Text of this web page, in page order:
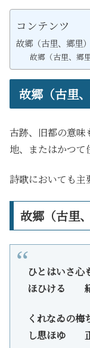
コンテンツ
故郷（古里、郷里）
故郷（古里、郷
故郷（古里、
古跡、旧都の意味
地、またはかつて
詩歌においても主
故郷（古里
ひとはいさ心
ほひける
くれなゐの梅
し思ほゆ